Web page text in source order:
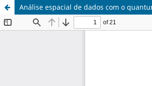
Análise espacial de dados com o